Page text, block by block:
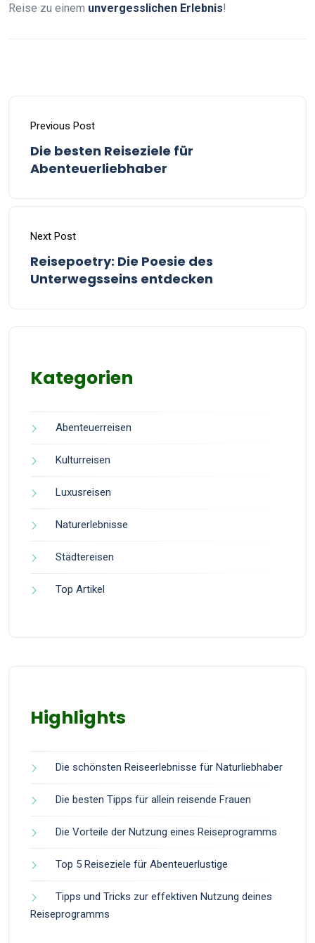
Reise zu einem unvergesslichen Erlebnis!
Previous Post
Die besten Reiseziele für
Abenteuerliebhaber
Next Post
Reisepoetry: Die Poesie des
Unterwegsseins entdecken
Kategorien
Abenteuerreisen
Kulturreisen
Luxusreisen
Naturerlebnisse
Städtereisen
Top Artikel
Highlights
Die schönsten Reiseerlebnisse für Naturliebhaber
Die besten Tipps für allein reisende Frauen
Die Vorteile der Nutzung eines Reiseprogramms
Top 5 Reiseziele für Abenteuerlustige
Tipps und Tricks zur effektiven Nutzung deines
Reiseprogramms